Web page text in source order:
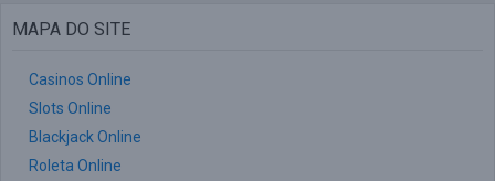
MAPA DO SITE
Casinos Online
Slots Online
Blackjack Online
Roleta Online